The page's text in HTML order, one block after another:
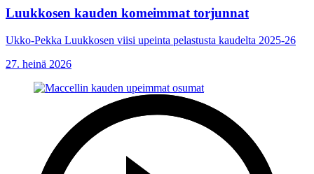
Luukkosen kauden komeimmat torjunnat
Ukko-Pekka Luukkosen viisi upeinta pelastusta kaudelta 2025-26
27. heinä 2026